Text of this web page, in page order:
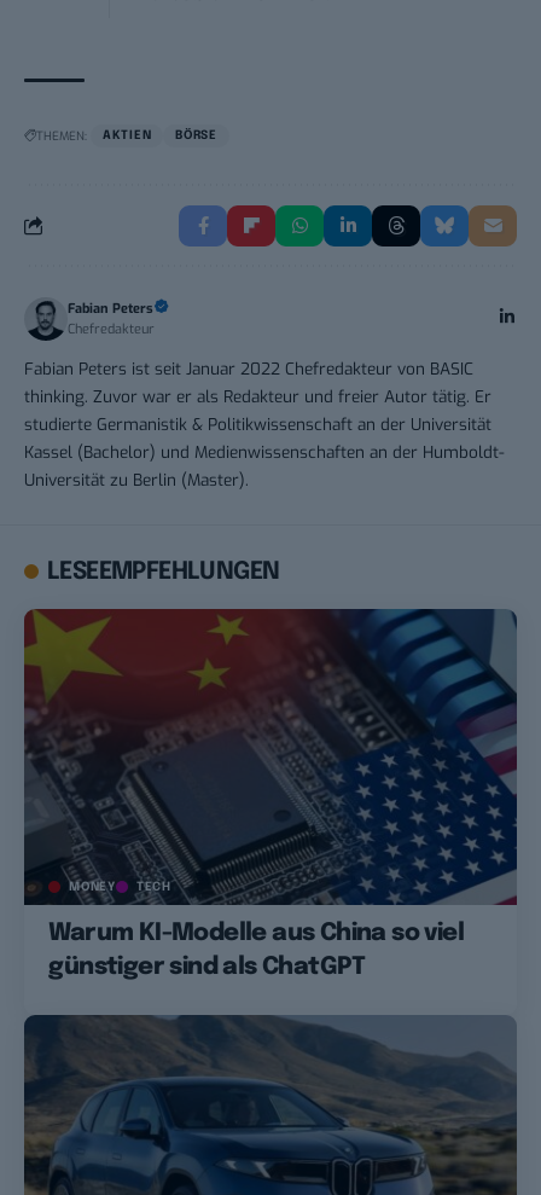
THEMEN: AKTIEN BÖRSE
Fabian Peters
Chefredakteur
Fabian Peters ist seit Januar 2022 Chefredakteur von BASIC
thinking. Zuvor war er als Redakteur und freier Autor tätig. Er
studierte Germanistik & Politikwissenschaft an der Universität
Kassel (Bachelor) und Medienwissenschaften an der Humboldt-
Universität zu Berlin (Master).
LESEEMPFEHLUNGEN
MONEY TECH
Warum KI-Modelle aus China so viel
günstiger sind als ChatGPT